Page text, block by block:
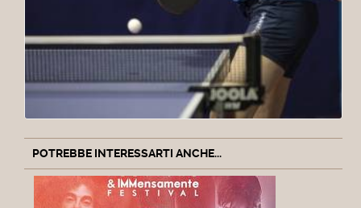
POTREBBE INTERESSARTI ANCHE...